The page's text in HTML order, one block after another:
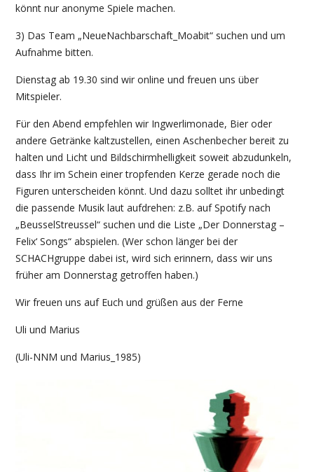
könnt nur anonyme Spiele machen.
3) Das Team „NeueNachbarschaft_Moabit“ suchen und um
Aufnahme bitten.
Dienstag ab 19.30 sind wir online und freuen uns über
Mitspieler.
Für den Abend empfehlen wir Ingwerlimonade, Bier oder
andere Getränke kaltzustellen, einen Aschenbecher bereit zu
halten und Licht und Bildschirmhelligkeit soweit abzudunkeln,
dass Ihr im Schein einer tropfenden Kerze gerade noch die
Figuren unterscheiden könnt. Und dazu solltet ihr unbedingt
die passende Musik laut aufdrehen: z.B. auf Spotify nach
„BeusselStreussel“ suchen und die Liste „Der Donnerstag –
Felix‘ Songs“ abspielen. (Wer schon länger bei der
SCHACHgruppe dabei ist, wird sich erinnern, dass wir uns
früher am Donnerstag getroffen haben.)
Wir freuen uns auf Euch und grüßen aus der Ferne
Uli und Marius
(Uli-NNM und Marius_1985)